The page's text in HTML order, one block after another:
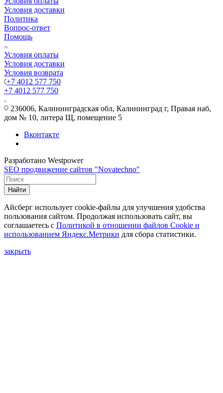
Условия доставки
Политика
Вопрос-ответ
Помощь
Условия оплаты
Условия доставки
Условия возврата
+7 4012 577 750
+7 4012 577 750
236006, Калининградская обл, Калининград г, Правая наб,
дом № 10, литера Щ, помещение 5
Вконтакте
Разработано Westpower
SEO продвижение сайтов "Novatechno"
Найти
Айсберг использует cookie-файлы для улучшения удобства
пользования сайтом. Продолжая использовать сайт, вы
соглашаетесь с Политикой в отношении файлов Сookie и
использованием Яндекс.Метрики для сбора статистики.
закрыть